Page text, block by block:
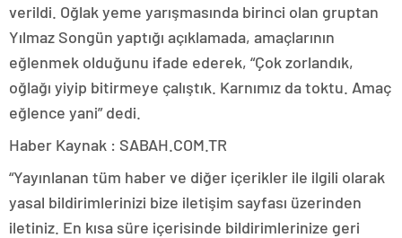
verildi. Oğlak yeme yarışmasında birinci olan gruptan
Yılmaz Songün yaptığı açıklamada, amaçlarının
eğlenmek olduğunu ifade ederek, “Çok zorlandık,
oğlağı yiyip bitirmeye çalıştık. Karnımız da toktu. Amaç
eğlence yani” dedi.
Haber Kaynak : SABAH.COM.TR
“Yayınlanan tüm haber ve diğer içerikler ile ilgili olarak
yasal bildirimlerinizi bize iletişim sayfası üzerinden
iletiniz. En kısa süre içerisinde bildirimlerinize geri